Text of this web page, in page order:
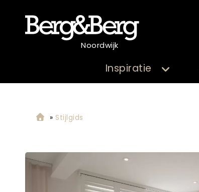
Noordwijk
Inspiratie
» Stijlgids